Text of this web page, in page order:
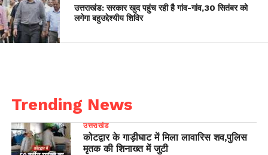
उत्तराखंड: सरकार खुद पहुंच रही है गांव-गांव,30 सितंबर को
लगेगा बहुउद्देश्यीय शिविर
Trending News
उत्तराखंड
कोटद्वार के गाड़ीघाट में मिला लावारिस शव,पुलिस
मृतक की शिनाख्त में जुटी